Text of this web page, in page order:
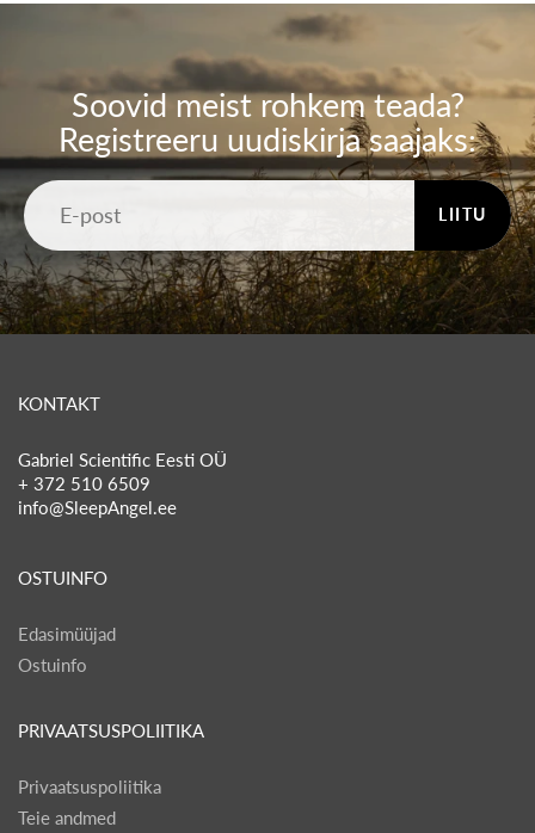
Soovid meist rohkem teada?
Registreeru uudiskirja saajaks:
LIITU
KONTAKT
Gabriel Scientific Eesti OÜ
+ 372 510 6509
info@SleepAngel.ee
OSTUINFO
Edasimüüjad
Ostuinfo
PRIVAATSUSPOLIITIKA
Privaatsuspoliitika
Teie andmed